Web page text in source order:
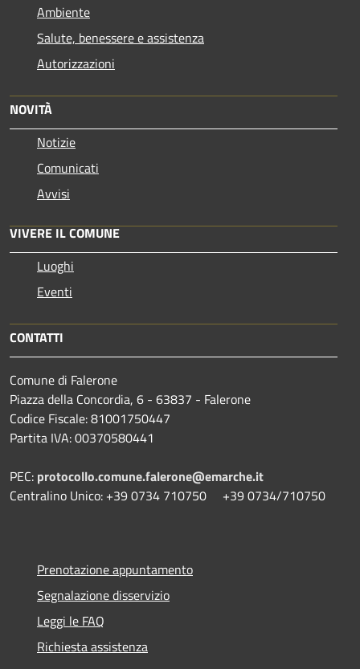
Ambiente
Salute, benessere e assistenza
Autorizzazioni
NOVITÀ
Notizie
Comunicati
Avvisi
VIVERE IL COMUNE
Luoghi
Eventi
CONTATTI
Comune di Falerone
Piazza della Concordia, 6 - 63837 - Falerone
Codice Fiscale: 81001750447
Partita IVA: 00370580441
PEC: protocollo.comune.falerone@emarche.it
Centralino Unico: +39 0734 710750 +39 0734/710750
Prenotazione appuntamento
Segnalazione disservizio
Leggi le FAQ
Richiesta assistenza